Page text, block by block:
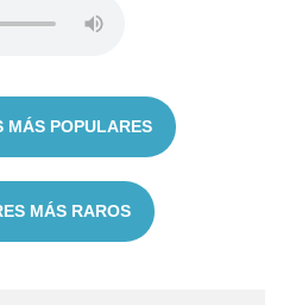
MÁS POPULARES
MÁS RAROS